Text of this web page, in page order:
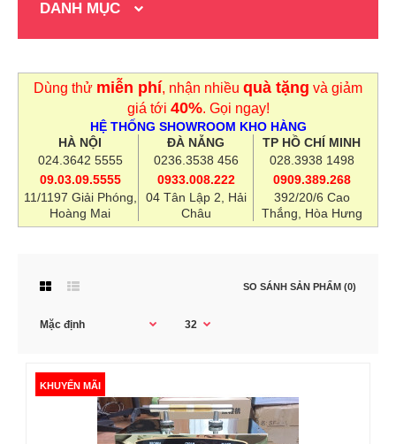
DANH MỤC
Dùng thử miễn phí, nhận nhiều quà tặng và giảm
giá tới 40%. Gọi ngay!
HỆ THỐNG SHOWROOM KHO HÀNG
HÀ NỘI
024.3642 5555
09.03.09.5555
11/1197 Giải Phóng,
Hoàng Mai
ĐÀ NẴNG
0236.3538 456
0933.008.222
04 Tân Lập 2, Hải
Châu
TP HỒ CHÍ MINH
028.3938 1498
0909.389.268
392/20/6 Cao
Thắng, Hòa Hưng
SO SÁNH SẢN PHẨM (0)
KHUYẾN MÃI
KHUYẾN MÃI